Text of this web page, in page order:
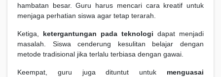
hambatan besar. Guru harus mencari cara kreatif untuk
menjaga perhatian siswa agar tetap terarah.
Ketiga, ketergantungan pada teknologi dapat menjadi
masalah. Siswa cenderung kesulitan belajar dengan
metode tradisional jika terlalu terbiasa dengan gawai.
Keempat, guru juga dituntut untuk menguasai